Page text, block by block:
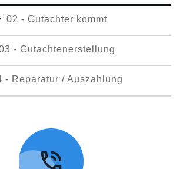
02 - Gutachter kommt
- Gutachtenerstellung
- Reparatur / Auszahlung